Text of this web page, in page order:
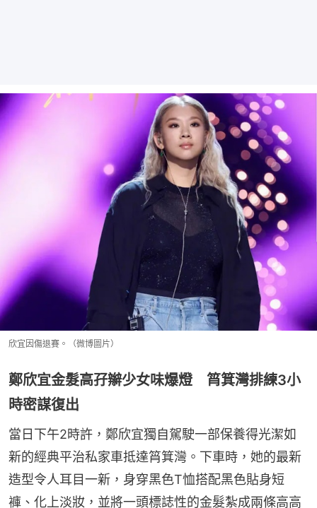
欣宜因傷退賽。（微博圖片）
鄭欣宜金髮高孖辮少女味爆燈 筲箕灣排練3小
時密謀復出
當日下午2時許，鄭欣宜獨自駕駛一部保養得光潔如
新的經典平治私家車抵達筲箕灣。下車時，她的最新
造型令人耳目一新，身穿黑色T恤搭配黑色貼身短
褲、化上淡妝，並將一頭標誌性的金髮紮成兩條高高